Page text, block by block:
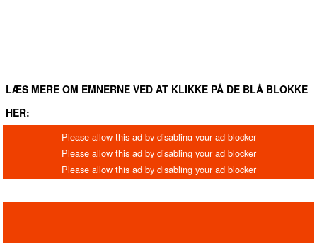
LÆS MERE OM EMNERNE VED AT KLIKKE PÅ DE BLÅ BLOKKE
HER: